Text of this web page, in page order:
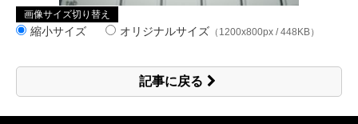
画像サイズ切り替え
縮小サイズ オリジナルサイズ （1200x800px / 448KB）
記事に戻る